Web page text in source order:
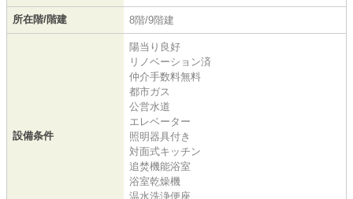
所在階/階建 8階/9階建
設備条件
陽当り良好
リノベーション済
仲介手数料無料
都市ガス
公営水道
エレベーター
照明器具付き
対面式キッチン
追焚機能浴室
浴室乾燥機
温水洗浄便座